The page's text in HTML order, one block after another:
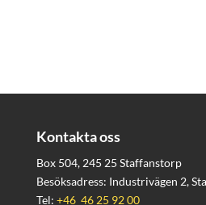
Kontakta oss
Box 504, 245 25 Staffanstorp
Besöksadress: Industrivägen 2,
Tel: +46 46 25 92 00